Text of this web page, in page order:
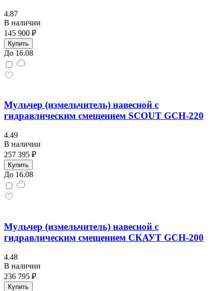
4.87
В наличии
145 900 ₽
Купить
До 16.08
Мульчер (измельчитель) навесной с
гидравлическим смещением SCOUT GCH-220
4.49
В наличии
257 395 ₽
Купить
До 16.08
Мульчер (измельчитель) навесной с
гидравлическим смещением СКАУТ GCH-200
4.48
В наличии
236 795 ₽
Купить